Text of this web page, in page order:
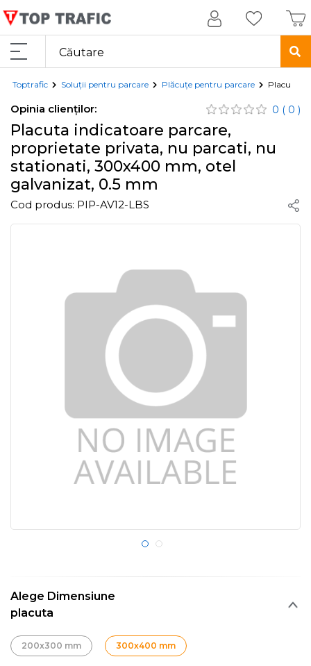
Toptrafic Soluții pentru parcare Plăcuțe pentru parcare Placuta
Opinia clienților: 0 ( 0 )
Placuta indicatoare parcare,
proprietate privata, nu parcati, nu
stationati, 300x400 mm, otel
galvanizat, 0.5 mm
Cod produs: PIP-AV12-LBS
Alege Dimensiune
placuta
200x300 mm 300x400 mm